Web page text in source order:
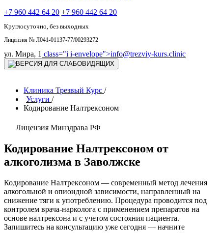
+7 960 442 64 20 +7 960 442 64 20
Круглосуточно, без выходных
Лицензия № Л041-01137-77/00293272
ул. Мира, 1 class="i i-envelope">info@trezviy-kurs.clinic
Клиника Трезвый Курс /
Услуги /
Кодирование Налтрексоном
Лицензия Минздрава РФ
Кодирование Налтрексоном от
алкоголизма в Заволжске
Кодирование Налтрексоном — современный метод лечения
алкогольной и опиоидной зависимости, направленный на
снижение тяги к употреблению. Процедура проводится под
контролем врача-нарколога с применением препаратов на
основе налтрексона и с учетом состояния пациента.
Запишитесь на консультацию уже сегодня — начните